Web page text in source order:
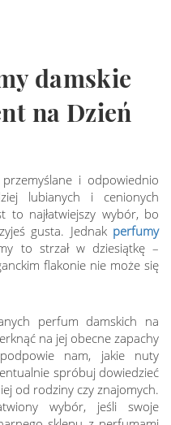
damskie
na Dzień
i odpowiednio
lubianych i cenionych
to najłatwiejszy wybór, bo
gusta. Jednak perfumy
to strzał w dziesiątkę –
flakonie nie może się
perfum damskich na
na jej obecne zapachy
nam, jakie nuty
spróbuj dowiedzieć
od rodziny czy znajomych.
wybór, jeśli swoje